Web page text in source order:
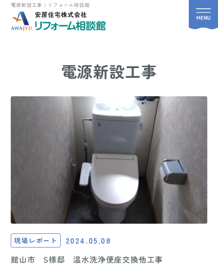
電源新設工事｜リフォーム相談館
電源新設工事
現場レポート 2024.05.08
館山市 S様邸 温水洗浄便座交換他工事